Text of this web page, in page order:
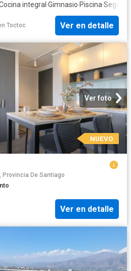
integral ·Gimnasio·Piscina·
Toctoc Ver en detalle
Ver foto
NUEVO
Provincia De Santiago
Ver en detalle